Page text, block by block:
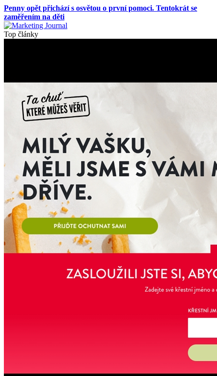
Penny opět přichází s osvětou o první pomoci. Tentokrát se
zaměřením na děti
Top články